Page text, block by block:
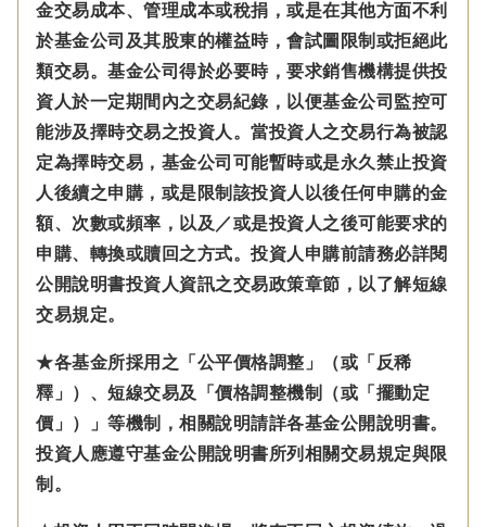
金交易成本、管理成本或稅捐，或是在其他方面不利
於基金公司及其股東的權益時，會試圖限制或拒絕此
類交易。基金公司得於必要時，要求銷售機構提供投
資人於一定期間內之交易紀錄，以便基金公司監控可
能涉及擇時交易之投資人。當投資人之交易行為被認
定為擇時交易，基金公司可能暫時或是永久禁止投資
人後續之申購，或是限制該投資人以後任何申購的金
額、次數或頻率，以及／或是投資人之後可能要求的
申購、轉換或贖回之方式。投資人申購前請務必詳閱
公開說明書投資人資訊之交易政策章節，以了解短線
交易規定。
★各基金所採用之「公平價格調整」（或「反稀
釋」）、短線交易及「價格調整機制（或「擺動定
價」）」等機制，相關說明請詳各基金公開說明書。
投資人應遵守基金公開說明書所列相關交易規定與限
制。